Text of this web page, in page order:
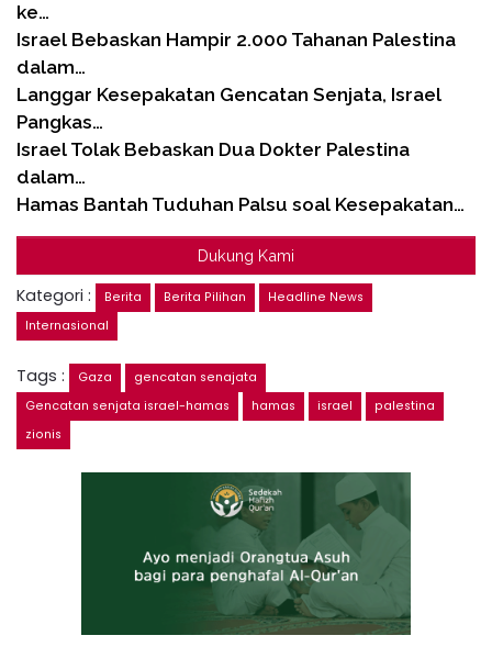
ke…
Israel Bebaskan Hampir 2.000 Tahanan Palestina
dalam…
Langgar Kesepakatan Gencatan Senjata, Israel
Pangkas…
Israel Tolak Bebaskan Dua Dokter Palestina
dalam…
Hamas Bantah Tuduhan Palsu soal Kesepakatan…
Dukung Kami
Kategori : Berita Berita Pilihan
Headline News
Internasional
Tags : Gaza
gencatan senajata
Gencatan senjata israel-hamas
hamas israel
palestina
zionis